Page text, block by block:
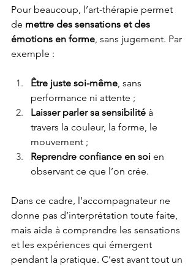
Pour beaucoup, l’art-thérapie permet
de mettre des sensations et des
émotions en forme , sans jugement. Par
exemple :
Être juste soi-même , sans
performance ni attente ;
Laisser parler sa sensibilité à
travers la couleur, la forme, le
mouvement ;
Reprendre confiance en soi en
observant ce que l’on crée.
Dans ce cadre, l’accompagnateur ne
donne pas d’interprétation toute faite,
mais aide à comprendre les sensations
et les expériences qui émergent
pendant la pratique. C’est avant tout un